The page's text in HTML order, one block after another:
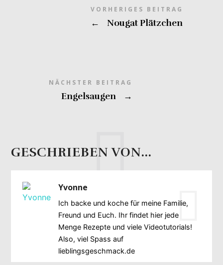
VORHERIGES BEITRAG
← Nougat Plätzchen
NÄCHSTER BEITRAG
Engelsaugen →
GESCHRIEBEN VON...
Yvonne
Ich backe und koche für meine Familie,
Freund und Euch. Ihr findet hier jede
Menge Rezepte und viele Videotutorials!
Also, viel Spass auf
lieblingsgeschmack.de